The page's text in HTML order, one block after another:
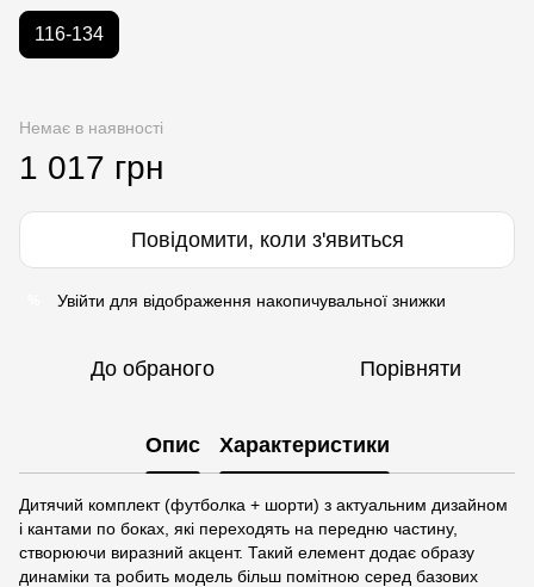
116-134
Немає в наявності
1 017 грн
Повідомити, коли з'явиться
Увійти для відображення накопичувальної знижки
До обраного Порівняти
Опис Характеристики
Дитячий комплект (футболка + шорти) з актуальним дизайном
і кантами по боках, які переходять на передню частину,
створюючи виразний акцент. Такий елемент додає образу
динаміки та робить модель більш помітною серед базових